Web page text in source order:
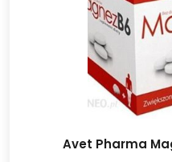
Avet Pharma